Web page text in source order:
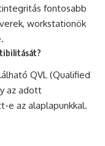
fontosabb
workstationök
QVL (Qualified
az adott
e az alaplapunkkal.